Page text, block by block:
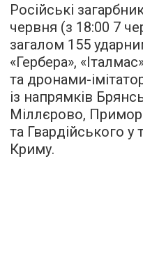
Російські
червня (з 18:00 7
загалом 155
«Гербера»,
та дронами-
із напрямків
Міллєрово,
та Гвардійського
Криму.